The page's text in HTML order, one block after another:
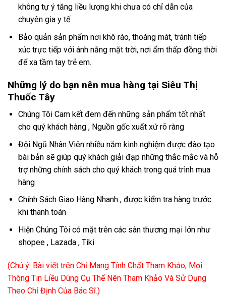
không tự ý tăng liều lượng khi chưa có chỉ dẫn của
chuyên gia y tế.
Bảo quản sản phẩm nơi khô ráo, thoáng mát, tránh tiếp
xúc trực tiếp với ánh nắng mặt trời, nơi ẩm thấp đồng thời
để xa tầm tay trẻ em.
Những lý do bạn nên mua hàng tại Siêu Thị
Thuốc Tây
Chúng Tôi Cam kết đem đến những sản phẩm tốt nhất
cho quý khách hàng , Nguồn gốc xuất xứ rõ ràng
Đội Ngũ Nhân Viên nhiều năm kinh nghiệm được đào tạo
bài bản sẽ giúp quý khách giải đạp những thắc mắc và hỗ
trợ những chính sách cho quý khách trong quá trình mua
hàng
Chính Sách Giao Hàng Nhanh , được kiểm tra hàng trước
khi thanh toán
Hiện Chúng Tôi có mặt trên các sàn thương mại lớn như
shopee , Lazada , Tiki
(Chú ý: Bài viết trên Chỉ Mang Tính Chất Tham Khảo, Mọi
Thông Tin Liều Dùng Cụ Thể Nên Tham Khảo Và Sử Dụng
Theo Chỉ Định Của Bác Sĩ.)